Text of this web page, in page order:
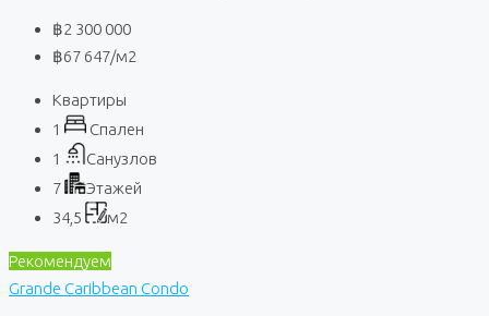
฿2 300 000
฿67 647/м2
Квартиры
1
Спален
1
Санузлов
7
Этажей
34,5
м2
Рекомендуем
Grande Caribbean Condo